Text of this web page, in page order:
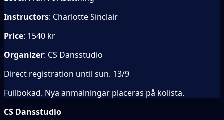
Instructors: Charlotte Sinclair
Price: 1540 kr
Organizer: CS Dansstudio
Direct registration until sun. 13/9
Fullbokad. Nya anmälningar placeras på kölista.
CS Dansstudio